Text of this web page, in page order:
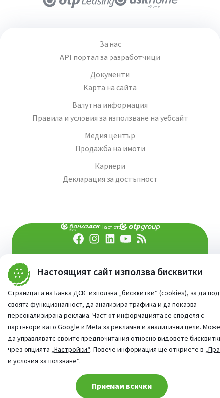
Настоящият сайт използва бисквитки
Страницата на Банка ДСК използва „бисквитки“ (cookies), за да
своята функционалност, да анализира трафика и да показва
персонализирана реклама. Част от информацията се споделя с
партньори като Google и Meta за рекламни и аналитични цели.
да управлявате своите предпочитания относно видовете
чрез опцията „Настройки“. Повече информация ще откриете в
и условия за ползване“.
Приемам всички
За нас
API портал за разработчици
Документи
Карта на сайта
Валутна информация
Правила и условия за използване на уебсайт
Медия център
Продажба на имоти
Кариери
Декларация за достъпност
Част от:
попитай AI асистента ни
©2026 Всички права запазени
Cookie consent change